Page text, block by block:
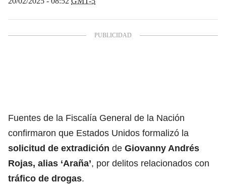
Fuentes de la Fiscalía General de la Nación
confirmaron que Estados Unidos formalizó la
solicitud de extradición de Giovanny Andrés
Rojas, alias ‘Araña’, por delitos relacionados con
tráfico de drogas.